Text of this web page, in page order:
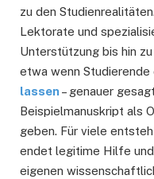
zu den
Lektorate und
Unterstützung bis hin
etwa wenn Studierende
lassen– genauer
Beispielmanuskript als
geben. Für viele
endet legitime Hilfe
eigenen